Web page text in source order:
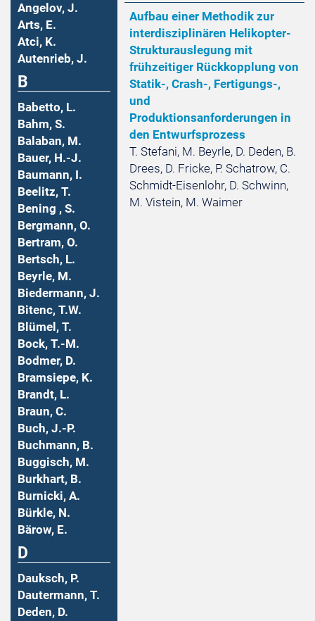
Angelov, J.
Arts, E.
Atci, K.
Autenrieb, J.
B
Babetto, L.
Bahm, S.
Balaban, M.
Bauer, H.-J.
Baumann, I.
Beelitz, T.
Bening , S.
Bergmann, O.
Bertram, O.
Bertsch, L.
Beyrle, M.
Biedermann, J.
Bitenc, T.W.
Blümel, T.
Bock, T.-M.
Bodmer, D.
Bramsiepe, K.
Brandt, L.
Braun, C.
Buch, J.-P.
Buchmann, B.
Buggisch, M.
Burkhart, B.
Burnicki, A.
Bürkle, N.
Bärow, E.
D
Dauksch, P.
Dautermann, T.
Deden, D.
Aufbau einer Methodik zur
interdisziplinären Helikopter-
Strukturauslegung mit
frühzeitiger Rückkopplung von
Statik-, Crash-, Fertigungs-,
und
Produktionsanforderungen in
den Entwurfsprozess
T. Stefani, M. Beyrle, D. Deden, B.
Drees, D. Fricke, P. Schatrow, C.
Schmidt-Eisenlohr, D. Schwinn,
M. Vistein, M. Waimer